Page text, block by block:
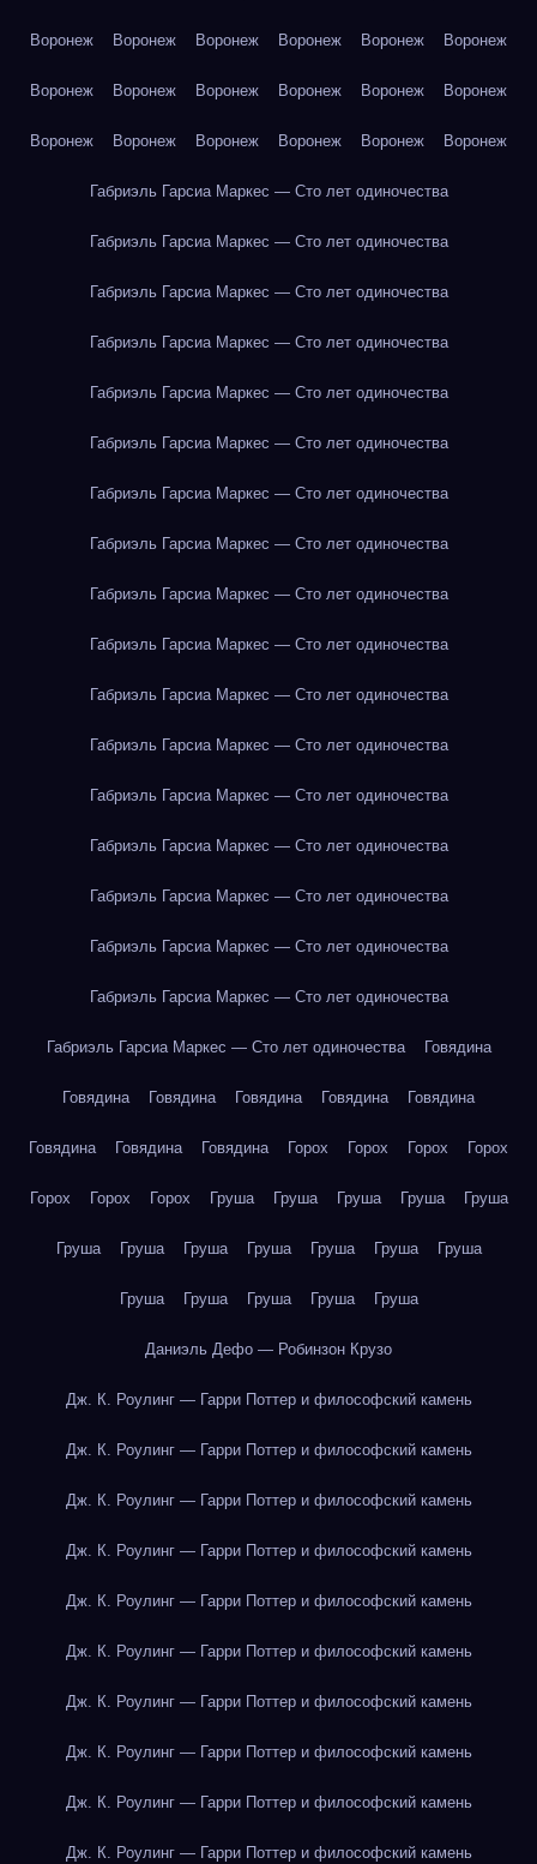
Воронеж Воронеж Воронеж Воронеж Воронеж Воронеж
Воронеж Воронеж Воронеж Воронеж Воронеж Воронеж
Воронеж Воронеж Воронеж Воронеж Воронеж Воронеж
Габриэль Гарсиа Маркес — Сто лет одиночества
Габриэль Гарсиа Маркес — Сто лет одиночества
Габриэль Гарсиа Маркес — Сто лет одиночества
Габриэль Гарсиа Маркес — Сто лет одиночества
Габриэль Гарсиа Маркес — Сто лет одиночества
Габриэль Гарсиа Маркес — Сто лет одиночества
Габриэль Гарсиа Маркес — Сто лет одиночества
Габриэль Гарсиа Маркес — Сто лет одиночества
Габриэль Гарсиа Маркес — Сто лет одиночества
Габриэль Гарсиа Маркес — Сто лет одиночества
Габриэль Гарсиа Маркес — Сто лет одиночества
Габриэль Гарсиа Маркес — Сто лет одиночества
Габриэль Гарсиа Маркес — Сто лет одиночества
Габриэль Гарсиа Маркес — Сто лет одиночества
Габриэль Гарсиа Маркес — Сто лет одиночества
Габриэль Гарсиа Маркес — Сто лет одиночества
Габриэль Гарсиа Маркес — Сто лет одиночества
Габриэль Гарсиа Маркес — Сто лет одиночества Говядина
Говядина Говядина Говядина Говядина Говядина
Говядина Говядина Говядина Горох Горох Горох Горох
Горох Горох Горох Груша Груша Груша Груша Груша
Груша Груша Груша Груша Груша Груша Груша
Груша Груша Груша Груша Груша
Даниэль Дефо — Робинзон Крузо
Дж. К. Роулинг — Гарри Поттер и философский камень
Дж. К. Роулинг — Гарри Поттер и философский камень
Дж. К. Роулинг — Гарри Поттер и философский камень
Дж. К. Роулинг — Гарри Поттер и философский камень
Дж. К. Роулинг — Гарри Поттер и философский камень
Дж. К. Роулинг — Гарри Поттер и философский камень
Дж. К. Роулинг — Гарри Поттер и философский камень
Дж. К. Роулинг — Гарри Поттер и философский камень
Дж. К. Роулинг — Гарри Поттер и философский камень
Дж. К. Роулинг — Гарри Поттер и философский камень